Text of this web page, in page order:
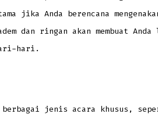
jika Anda berencana
dan ringan akan membuat
hari.
berbagai jenis acara khusus,